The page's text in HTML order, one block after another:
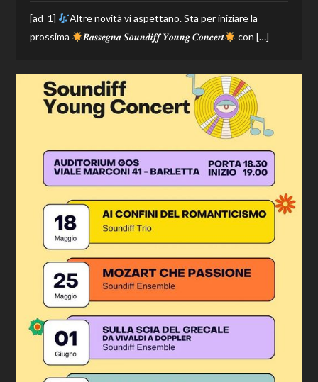
[ad_1]
Altre novità vi aspettano. Sta per iniziare la
prossima
𝑹𝒂𝒔𝒔𝒆𝒈𝒏𝒂 𝑺𝒐𝒖𝒏𝒅𝒊𝒇𝒇 𝒀𝒐𝒖𝒏𝒈 𝑪𝒐𝒏𝒄𝒆𝒓𝒕 con […]